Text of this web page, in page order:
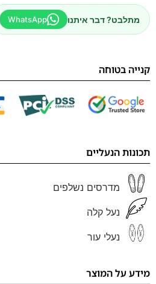
מתלבט? דבר איתנו WhatsApp
קנייה בטוחה
תכונות הנעליים
מדרסים נשלפים
נעל קלה
נעלי עור
מידע על המוצר